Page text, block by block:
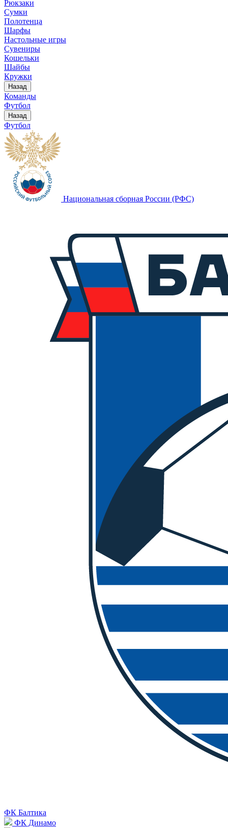
Рюкзаки
Сумки
Полотенца
Шарфы
Настольные игры
Сувениры
Кошельки
Шайбы
Кружки
Назад
Команды
Футбол
Назад
Футбол
Национальная сборная России (РФС)
ФК Балтика
ФК Динамо